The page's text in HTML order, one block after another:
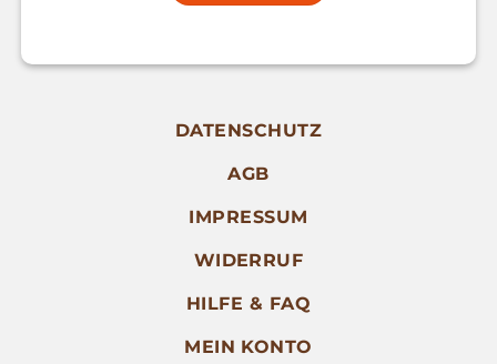
DATENSCHUTZ
AGB
IMPRESSUM
WIDERRUF
HILFE & FAQ
MEIN KONTO